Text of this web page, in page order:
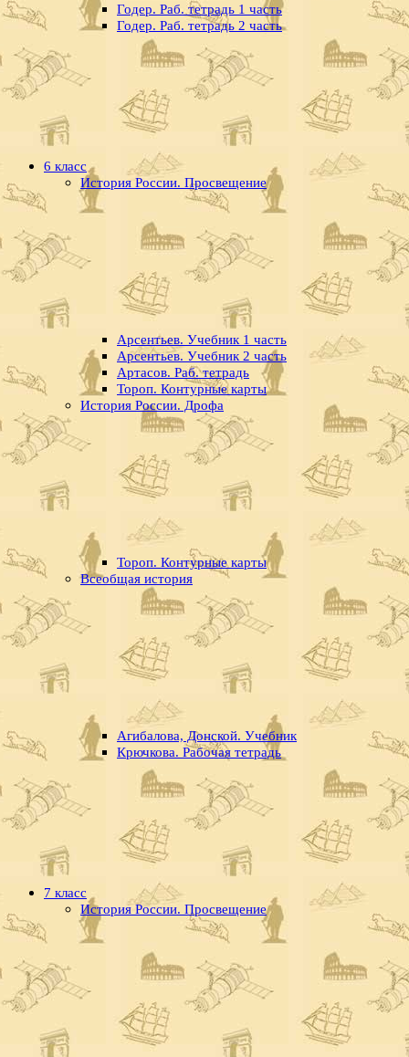
Годер. Раб. тетрадь 1 часть
Годер. Раб. тетрадь 2 часть
6 класс
История России. Просвещение
Арсентьев. Учебник 1 часть
Арсентьев. Учебник 2 часть
Артасов. Раб. тетрадь
Тороп. Контурные карты
История России. Дрофа
Тороп. Контурные карты
Всеобщая история
Агибалова, Донской. Учебник
Крючкова. Рабочая тетрадь
7 класс
История России. Просвещение